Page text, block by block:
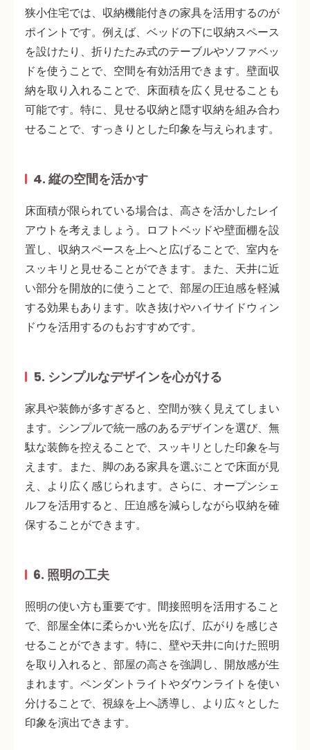
狭小住宅では、 収納機能付きの家具を活用するのが
ポイントです。例えば、ベッドの下に収納スペース
を設けたり、折りたたみ式のテーブルやソファベッ
ドを使うことで、空間を有効活用できます。 壁面収
納を取り入れることで、床面積を広く見せることも
可能です。特に、見せる収納と隠す収納を組み合わ
せることで、すっきりとした印象を与えられます。
4. 縦の空間を活かす
床面積が限られている場合は、 高さを活かしたレイ
アウト を考えましょう。ロフトベッドや壁面棚を設
置し、 収納スペースを上へと広げることで、室内を
スッキリと見せることができます。また、天井に近
い部分を開放的に使うことで、部屋の圧迫感を軽減
する効果もあります。吹き抜けやハイサイドウィン
ドウを活用するのもおすすめです。
5. シンプルなデザインを心がける
家具や装飾が多すぎると、空間が狭く見えてしまい
ます。 シンプルで統一感のあるデザインを選び、無
駄な装飾を控えることで、スッキリとした印象を与
えます。また、 脚のある家具を選ぶことで床面が見
え、より広く感じられます。さらに、オープンシェ
ルフを活用すると、圧迫感を減らしながら収納を確
保することができます。
6. 照明の工夫
照明の使い方も重要です。 間接照明を活用すること
で、部屋全体に柔らかい光を広げ、広がりを感じさ
せることができます。特に、 壁や天井に向けた照明
を取り入れると、部屋の高さを強調し、開放感が生
まれます。ペンダントライトやダウンライトを使い
分けることで、視線を上へ誘導し、より広々とした
印象を演出できます。